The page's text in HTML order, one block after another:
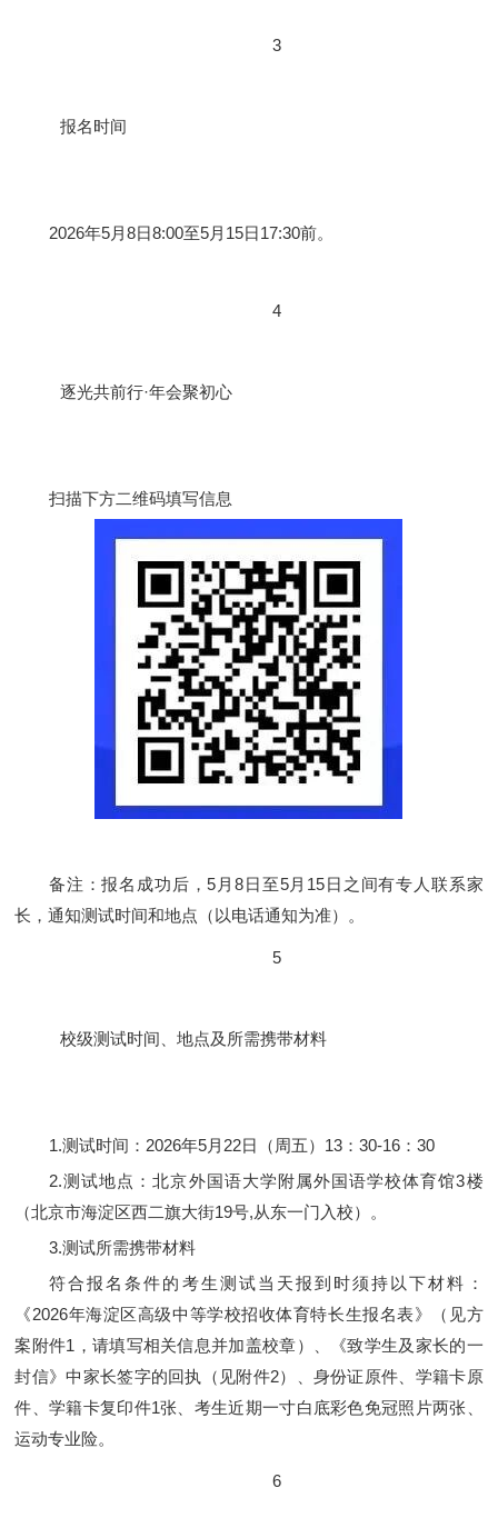
3
报名时间
2026年5月8日8:00至5月15日17:30前。
4
逐光共前行·年会聚初心
扫描下方二维码填写信息
备注：报名成功后，5月8日至5月15日之间有专人联系家
长，通知测试时间和地点（以电话通知为准）。
5
校级测试时间、地点及所需携带材料
1.测试时间：2026年5月22日（周五）13：30-16：30
2.测试地点：北京外国语大学附属外国语学校体育馆3楼
（北京市海淀区西二旗大街19号,从东一门入校）。
3.测试所需携带材料
符合报名条件的考生测试当天报到时须持以下材料：
《2026年海淀区高级中等学校招收体育特长生报名表》（见方
案附件1，请填写相关信息并加盖校章）、《致学生及家长的一
封信》中家长签字的回执（见附件2）、身份证原件、学籍卡原
件、学籍卡复印件1张、考生近期一寸白底彩色免冠照片两张、
运动专业险。
6